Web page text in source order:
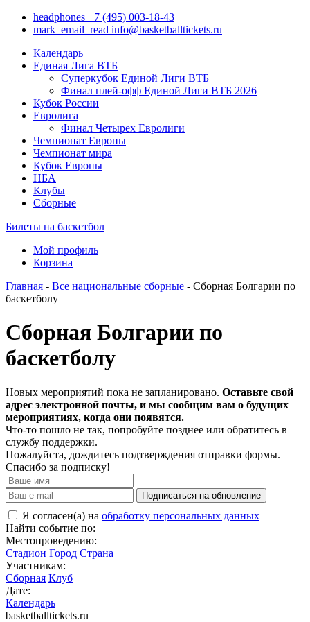
headphones +7 (495) 003-18-43
mark_email_read info@basketballtickets.ru
Календарь
Единая Лига ВТБ
Суперкубок Единой Лиги ВТБ
Финал плей-офф Единой Лиги ВТБ 2026
Кубок России
Евролига
Финал Четырех Евролиги
Чемпионат Европы
Чемпионат мира
Кубок Европы
НБА
Клубы
Сборные
Билеты на баскетбол
Мой профиль
Корзина
Главная - Все национальные сборные - Сборная Болгарии по
баскетболу
Сборная Болгарии по
баскетболу
Новых мероприятий пока не запланировано. Оставьте свой
адрес электронной почты, и мы сообщим вам о будущих
мероприятиях, когда они появятся.
Что-то пошло не так, попробуйте позднее или обратитесь в
службу поддержки.
Пожалуйста, дождитесь подтверждения отправки формы.
Спасибо за подписку!
Подписаться на обновление
Я согласен(а) на обработку персональных данных
Найти событие по:
Местопроведению:
Стадион Город Страна
Участникам:
Сборная Клуб
Дате:
Календарь
basketballtickets.ru